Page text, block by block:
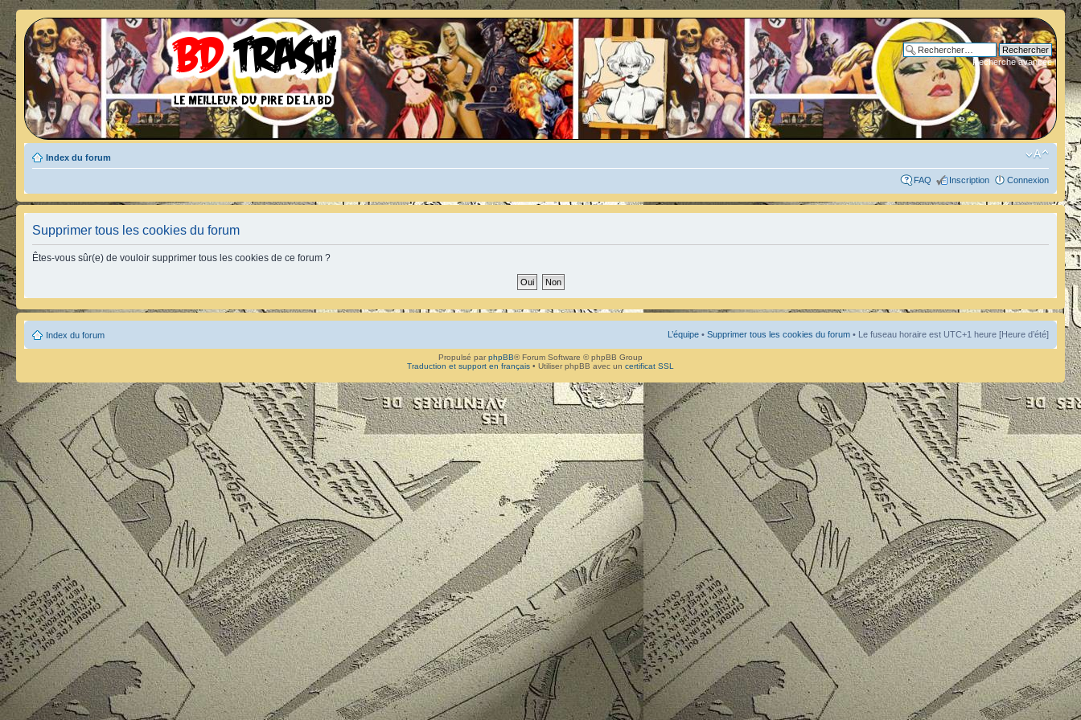
Recherche avancée
Index du forum
FAQ Inscription Connexion
Supprimer tous les cookies du forum
Êtes-vous sûr(e) de vouloir supprimer tous les cookies de ce forum ?
Index du forum L’équipe • Supprimer tous les cookies du forum • Le fuseau horaire est UTC+1 heure [Heure d’été]
Propulsé par phpBB® Forum Software © phpBB Group
Traduction et support en français • Utiliser phpBB avec un certificat SSL